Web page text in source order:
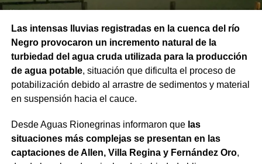
Las intensas lluvias registradas en la cuenca del río
Negro provocaron un incremento natural de la
turbiedad del agua cruda utilizada para la producción
de agua potable, situación que dificulta el proceso de
potabilización debido al arrastre de sedimentos y material
en suspensión hacia el cauce.
Desde Aguas Rionegrinas informaron que las
situaciones más complejas se presentan en las
captaciones de Allen, Villa Regina y Fernández Oro,